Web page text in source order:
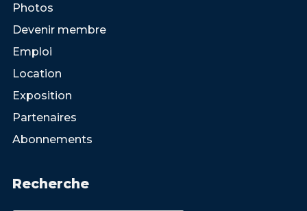
Photos
Devenir membre
Emploi
Location
Exposition
Partenaires
Abonnements
Recherche